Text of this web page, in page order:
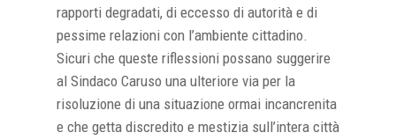
rapporti degradati, di eccesso di autorità e di
pessime relazioni con l’ambiente cittadino.
Sicuri che queste riflessioni possano suggerire
al Sindaco Caruso una ulteriore via per la
risoluzione di una situazione ormai incancrenita
e che getta discredito e mestizia sull’intera città